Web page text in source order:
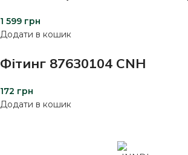
1 599 грн
Додати в кошик
Фітинг 87630104 CNH
172 грн
Додати в кошик